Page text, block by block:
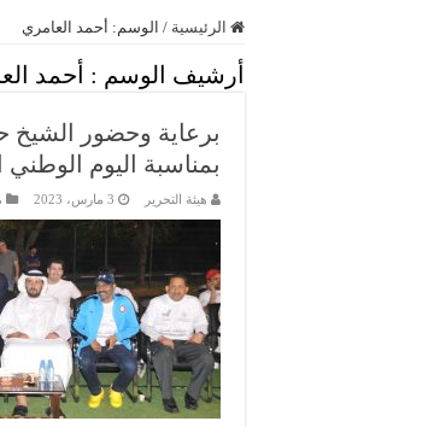
الرئيسية / الوسم: أحمد العامري
أرشيف الوسم : أحمد
برعاية وحضور الشيخ
بمناسبة اليوم الوطني
هيئة التحرير 3 مارس، 2023